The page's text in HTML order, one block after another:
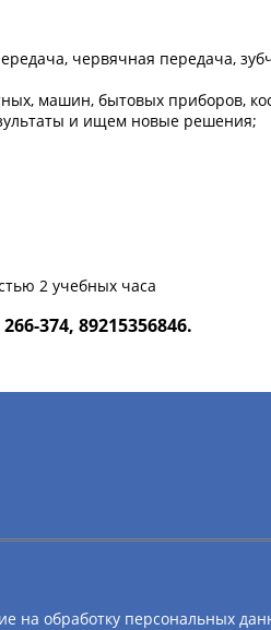
червячная передача,
машин, бытовых приборов,
и ищем новые решения;
2 учебных часа
374, 89215356846.
на обработку персональных